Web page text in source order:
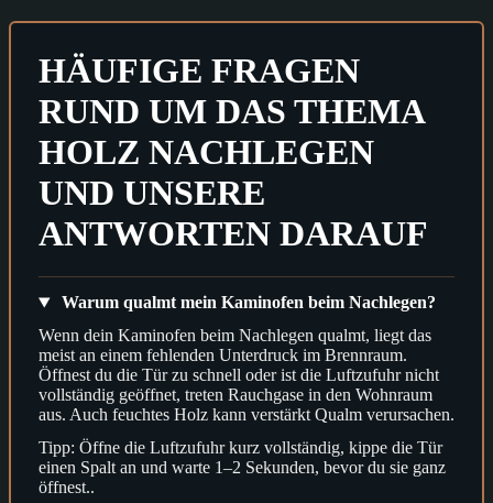
HÄUFIGE FRAGEN
RUND UM DAS THEMA
HOLZ NACHLEGEN
UND UNSERE
ANTWORTEN DARAUF
Warum qualmt mein Kaminofen beim Nachlegen?
Wenn dein Kaminofen beim Nachlegen qualmt, liegt das
meist an einem fehlenden Unterdruck im Brennraum.
Öffnest du die Tür zu schnell oder ist die Luftzufuhr nicht
vollständig geöffnet, treten Rauchgase in den Wohnraum
aus. Auch feuchtes Holz kann verstärkt Qualm verursachen.
Tipp: Öffne die Luftzufuhr kurz vollständig, kippe die Tür
einen Spalt an und warte 1–2 Sekunden, bevor du sie ganz
öffnest..